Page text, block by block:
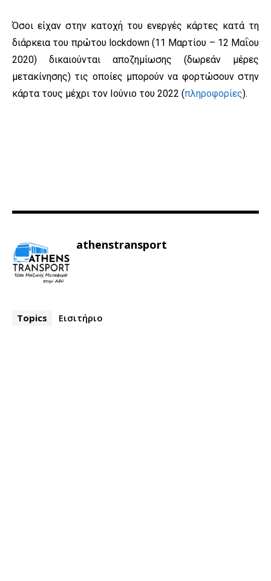
Όσοι είχαν στην κατοχή του ενεργές κάρτες κατά τη
διάρκεια του πρώτου lockdown (11 Μαρτίου – 12 Μαΐου
2020) δικαιούνται αποζημίωσης (δωρεάν μέρες
μετακίνησης) τις οποίες μπορούν να φορτώσουν στην
κάρτα τους μέχρι τον Ιούνιο του 2022 (πληροφορίες).
athenstransport
Topics Εισιτήριο